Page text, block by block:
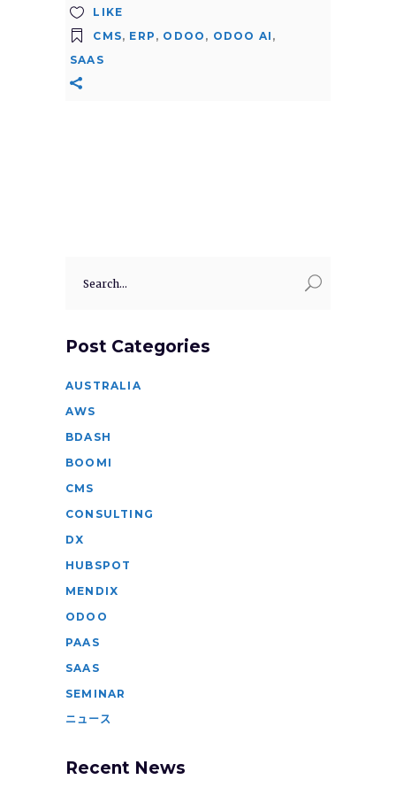
LIKE
CMS, ERP , ODOO , ODOO AI ,
SAAS
for:
Post Categories
AUSTRALIA
AWS
BDASH
BOOMI
CMS
CONSULTING
DX
HUBSPOT
MENDIX
ODOO
PAAS
SAAS
SEMINAR
ニュース
Recent News